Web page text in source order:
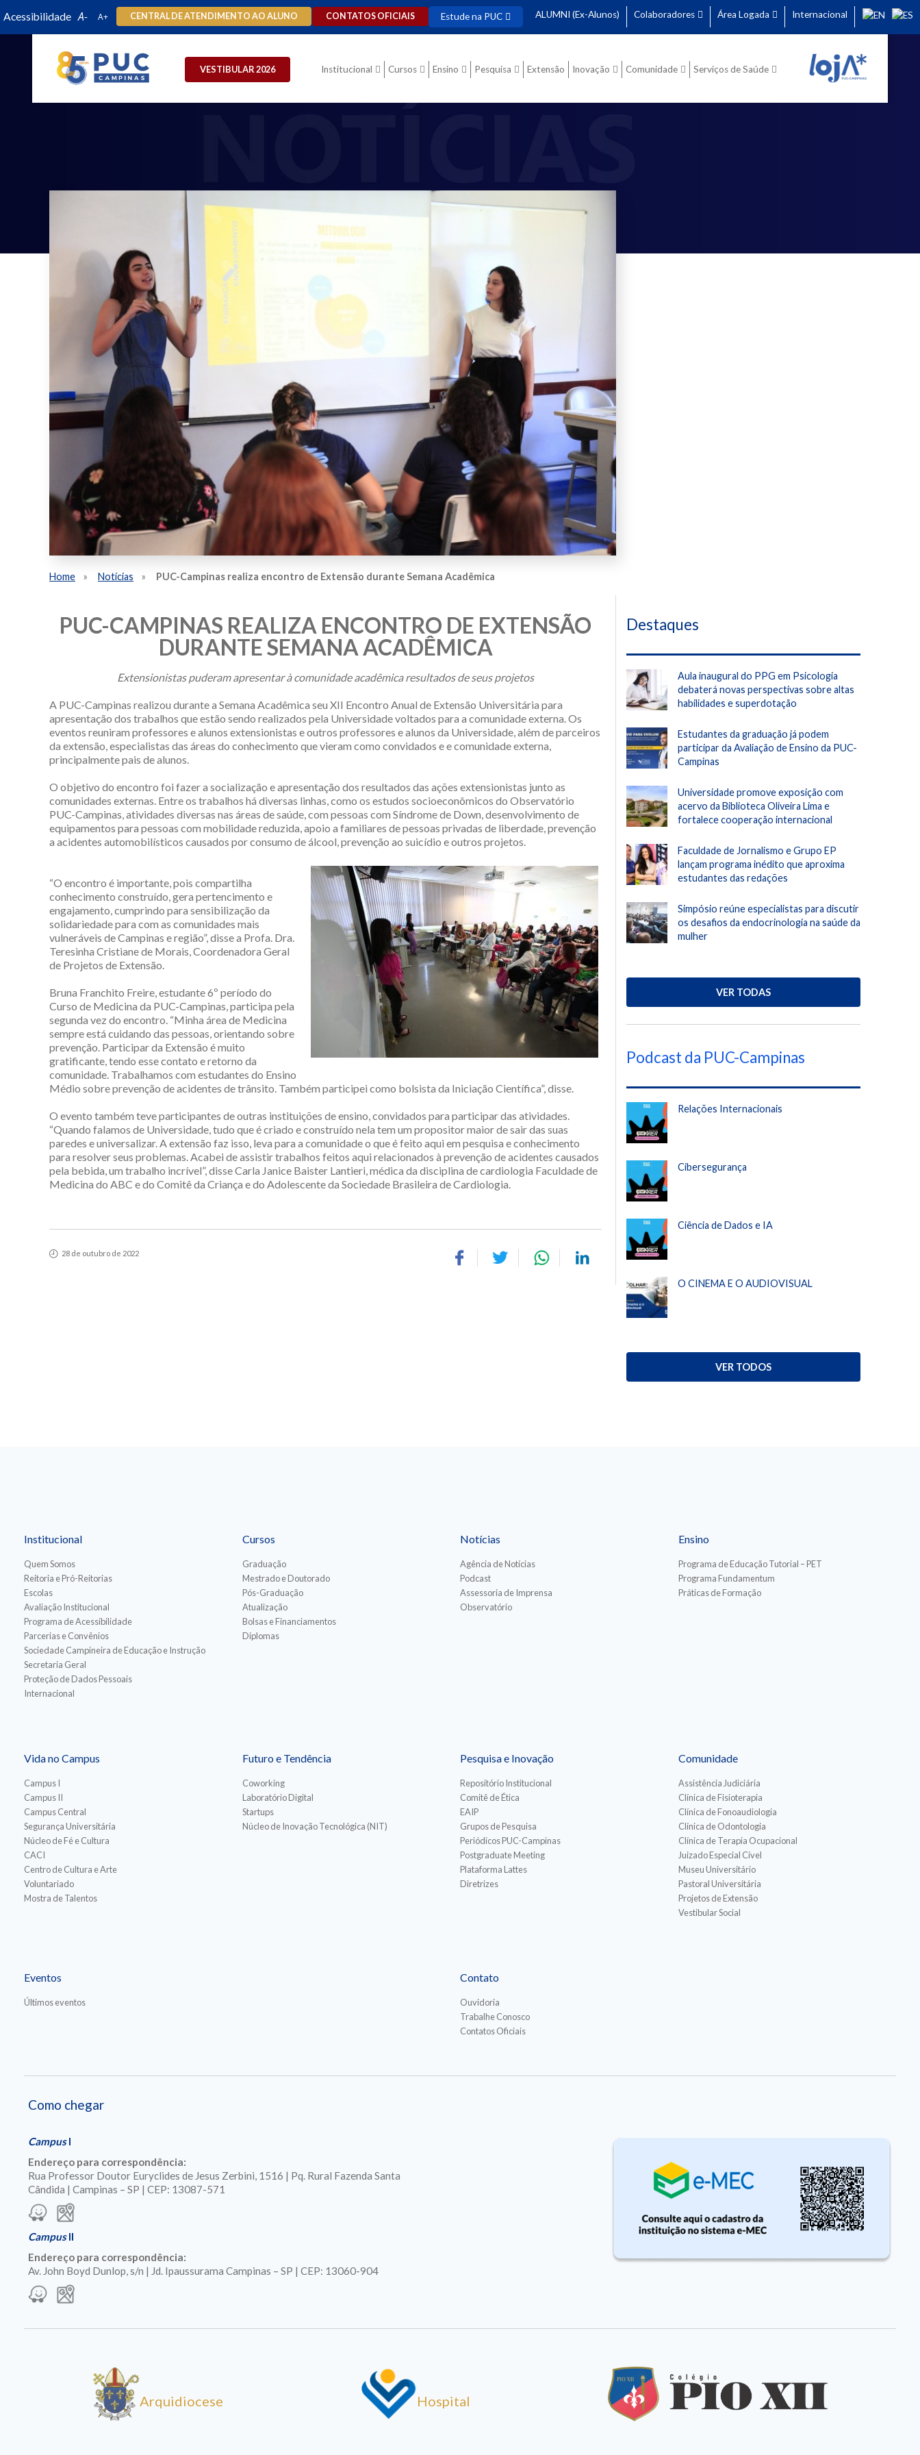
Acessibilidade CENTRAL DE ATENDIMENTO AO ALUNO CONTATOS OFICIAIS Estude na PUC ALUMNI (Ex-Alunos) Colaboradores Área Logada Internacional
VESTIBULAR 2026 Institucional Cursos Ensino Pesquisa Extensão Inovação Comunidade Serviços de Saúde
Home Notícias PUC-Campinas realiza encontro de Extensão durante Semana Acadêmica
PUC-CAMPINAS REALIZA ENCONTRO DE EXTENSÃO
DURANTE SEMANA ACADÊMICA
Extensionistas puderam apresentar à comunidade acadêmica resultados de seus projetos
A PUC-Campinas realizou durante a Semana Acadêmica seu XII Encontro Anual de Extensão Universitária para
apresentação dos trabalhos que estão sendo realizados pela Universidade voltados para a comunidade externa. Os
eventos reuniram professores e alunos extensionistas e outros professores e alunos da Universidade, além de parceiros
da extensão, especialistas das áreas do conhecimento que vieram como convidados e e comunidade externa,
principalmente pais de alunos.
O objetivo do encontro foi fazer a socialização e apresentação dos resultados das ações extensionistas junto as
comunidades externas. Entre os trabalhos há diversas linhas, como os estudos socioeconômicos do Observatório
PUC-Campinas, atividades diversas nas áreas de saúde, com pessoas com Síndrome de Down, desenvolvimento de
equipamentos para pessoas com mobilidade reduzida, apoio a familiares de pessoas privadas de liberdade, prevenção
a acidentes automobilísticos causados por consumo de álcool, prevenção ao suicídio e outros projetos.
“O encontro é importante, pois compartilha
conhecimento construído, gera pertencimento e
engajamento, cumprindo para sensibilização da
solidariedade para com as comunidades mais
vulneráveis de Campinas e região”, disse a Profa. Dra.
Teresinha Cristiane de Morais, Coordenadora Geral
de Projetos de Extensão.
Bruna Franchito Freire, estudante 6º período do
Curso de Medicina da PUC-Campinas, participa pela
segunda vez do encontro. “Minha área de Medicina
sempre está cuidando das pessoas, orientando sobre
prevenção. Participar da Extensão é muito
gratificante, tendo esse contato e retorno da
comunidade. Trabalhamos com estudantes do Ensino
Médio sobre prevenção de acidentes de trânsito. Também participei como bolsista da Iniciação Científica”, disse.
O evento também teve participantes de outras instituições de ensino, convidados para participar das atividades.
“Quando falamos de Universidade, tudo que é criado e construído nela tem um propositor maior de sair das suas
paredes e universalizar. A extensão faz isso, leva para a comunidade o que é feito aqui em pesquisa e conhecimento
para resolver seus problemas. Acabei de assistir trabalhos feitos aqui relacionados à prevenção de acidentes causados
pela bebida, um trabalho incrível”, disse Carla Janice Baister Lantieri, médica da disciplina de cardiologia Faculdade de
Medicina do ABC e do Comitê da Criança e do Adolescente da Sociedade Brasileira de Cardiologia.
28 de outubro de 2022
Destaques
Aula inaugural do PPG em Psicologia
debaterá novas perspectivas sobre altas
habilidades e superdotação
Estudantes da graduação já podem
participar da Avaliação de Ensino da PUC-
Campinas
Universidade promove exposição com
acervo da Biblioteca Oliveira Lima e
fortalece cooperação internacional
Faculdade de Jornalismo e Grupo EP
lançam programa inédito que aproxima
estudantes das redações
Simpósio reúne especialistas para discutir
os desafios da endocrinologia na saúde da
mulher
VER TODAS
Podcast da PUC-Campinas
Relações Internacionais
Cibersegurança
Ciência de Dados e IA
O CINEMA E O AUDIOVISUAL
VER TODOS
Institucional
Quem Somos
Reitoria e Pró-Reitorias
Escolas
Avaliação Institucional
Programa de Acessibilidade
Parcerias e Convênios
Sociedade Campineira de Educação e Instrução
Secretaria Geral
Proteção de Dados Pessoais
Internacional
Cursos
Graduação
Mestrado e Doutorado
Pós-Graduação
Atualização
Bolsas e Financiamentos
Diplomas
Notícias
Agência de Notícias
Podcast
Assessoria de Imprensa
Observatório
Ensino
Programa de Educação Tutorial – PET
Programa Fundamentum
Práticas de Formação
Vida no Campus
Campus I
Campus II
Campus Central
Segurança Universitária
Núcleo de Fé e Cultura
CACI
Centro de Cultura e Arte
Voluntariado
Mostra de Talentos
Futuro e Tendência
Coworking
Laboratório Digital
Startups
Núcleo de Inovação Tecnológica (NIT)
Pesquisa e Inovação
Repositório Institucional
Comitê de Ética
EAIP
Grupos de Pesquisa
Periódicos PUC-Campinas
Postgraduate Meeting
Plataforma Lattes
Diretrizes
Comunidade
Assistência Judiciária
Clínica de Fisioterapia
Clínica de Fonoaudiologia
Clínica de Odontologia
Clínica de Terapia Ocupacional
Juizado Especial Cível
Museu Universitário
Pastoral Universitária
Projetos de Extensão
Vestibular Social
Eventos
Últimos eventos
Contato
Ouvidoria
Trabalhe Conosco
Contatos Oficiais
Como chegar
CampusI
Endereço para correspondência:
Rua Professor Doutor Euryclides de Jesus Zerbini, 1516 | Pq. Rural Fazenda Santa
Cândida | Campinas – SP | CEP: 13087-571
CampusII
Endereço para correspondência:
Av. John Boyd Dunlop, s/n | Jd. Ipaussurama Campinas – SP | CEP: 13060-904
Arquidiocese Hospital